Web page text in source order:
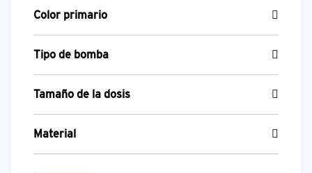
Color primario
Tipo de bomba
Tamaño de la dosis
Material